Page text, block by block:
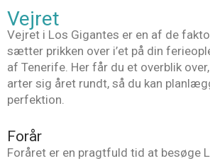
Vejret
Vejret i Los Gigantes er en af de
sætter prikken over i’et på din
af Tenerife. Her får du et overblik
arter sig året rundt, så du kan
perfektion.
Forår
Foråret er en pragtfuld tid at besøge